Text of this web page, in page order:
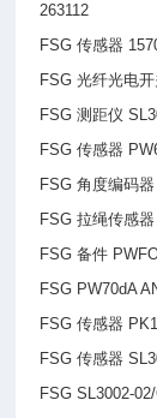
263112
FSG传感器
FSG光纤光电
FSG测距仪
FSG传感器
FSG角度编
FSG拉绳传感
FSG备件
FSG PW70dA
FSG传感器
FSG传感器
FSG SL3002-